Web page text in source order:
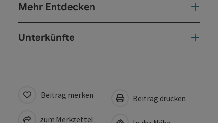
Mehr Entdecken
Unterkünfte
Beitrag merken
zum Merkzettel
Beitrag drucken